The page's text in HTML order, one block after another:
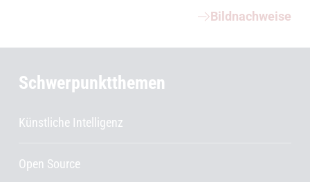
Bildnachweise
Schwerpunktthemen
Künstliche Intelligenz
Open Source